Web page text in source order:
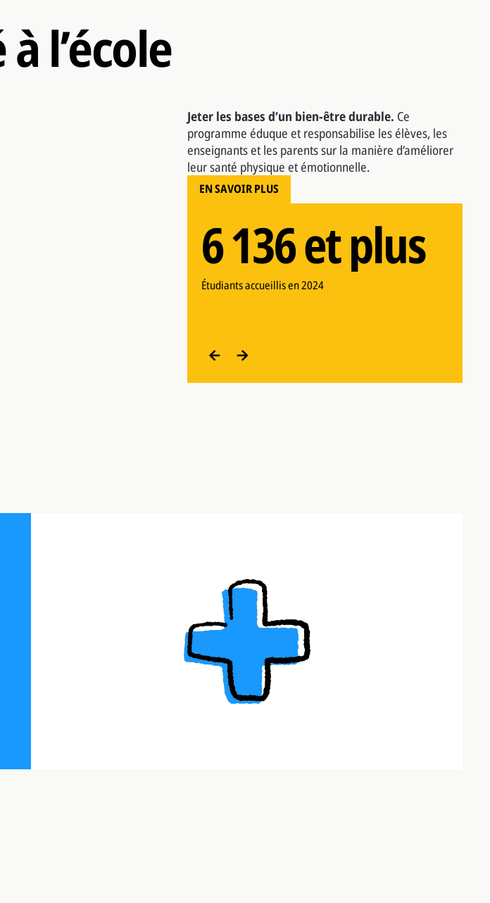
l’école
Jeter les bases d’un bien-être durable. Ce
programme éduque et responsabilise les élèves, les
enseignants et les parents sur la manière d’améliorer
leur santé physique et émotionnelle.
EN SAVOIR PLUS
19
6 136 et plus
Plus de 1 600
22
19
Villages ruraux
Étudiants accueillis en 2024
Séminaires dispensés
Écoles